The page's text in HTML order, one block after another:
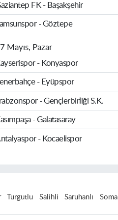
FK - Başakşehir
- Göztepe
Mayıs, Pazar
- Konyaspor
- Eyüpspor
- Gençlerbirliği S.K.
- Galatasaray
- Kocaelispor
Turgutlu Salihli Saruhanlı Soma